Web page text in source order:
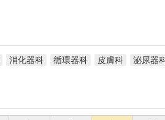
消化器科 循環器科 皮膚科 泌尿器